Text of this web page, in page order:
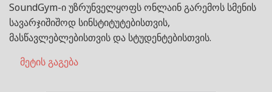
SoundGym-ი უზრუნველყოფს ონლაინ გარემოს სმენის
სავარჯიშიშოდ სინსტიტუტებისთვის,
მასწავლებლებისთვის და სტუდენტებისთვის.
მეტის გაგება